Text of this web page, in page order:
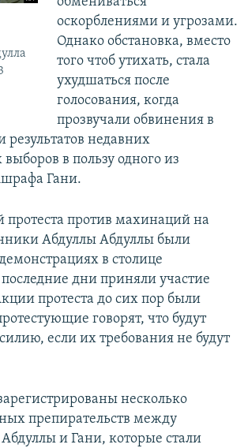
оскорблениями и угрозами.
Однако обстановка, вместо
того чтоб утихать, стала
ухудшаться после
голосования, когда
прозвучали обвинения в
недавних
в пользу одного из
Гани.
протеста против махинаций на
Абдуллы Абдуллы были
в столице
дни приняли участие
протеста до сих пор были
говорят, что будут
если их требования не будут
несколько
препирательств между
и Гани, которые стали